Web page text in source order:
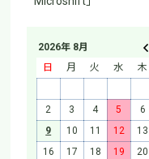
2026年 8月
日
月 火 水 木
2
3 4 5 6
9
10 11 12 13
16
17 18 19 20